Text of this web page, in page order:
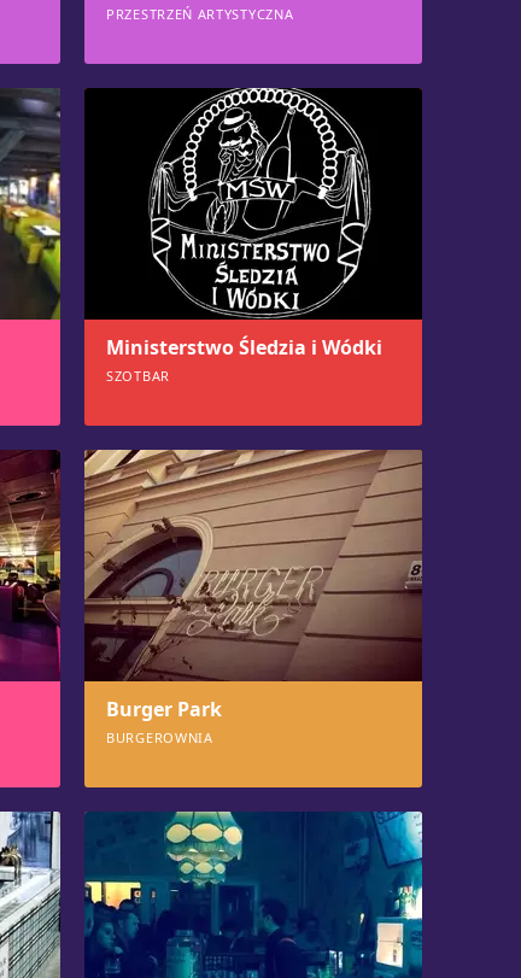
PRZESTRZEŃ ARTYSTYCZNA
Ministerstwo Śledzia i Wódki
SZOTBAR
Burger Park
BURGEROWNIA